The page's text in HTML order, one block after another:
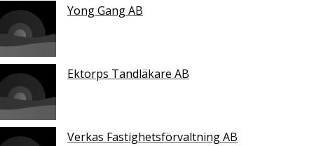
Yong Gang AB
Ektorps Tandläkare AB
Verkas Fastighetsförvaltning AB